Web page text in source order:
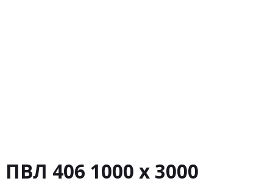
ПВЛ 406 1000 х 3000